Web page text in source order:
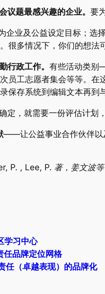
议题最感兴趣的企业。 要
企业及公益设定目标；选
很多情况下，你们的想法
行政工作。 有些活动类别
员工志愿者集会等等。
保存系统到编辑文本再到
定，就需要一份评估计划
——让公益事业合作伙伴以
P. , Lee, P. 著，姜文波
学习中心
任品牌定位网格
任（卓越表现）的品牌化